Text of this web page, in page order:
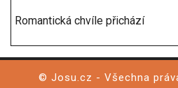
Romantická chvíle přichází
© Josu.cz - Všechna